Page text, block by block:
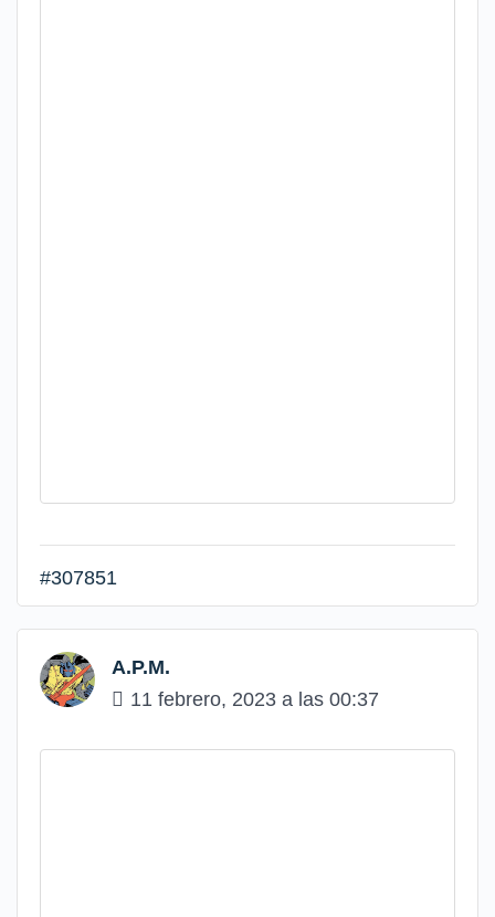
#307851
A.P.M.
11 febrero, 2023 a las 00:37